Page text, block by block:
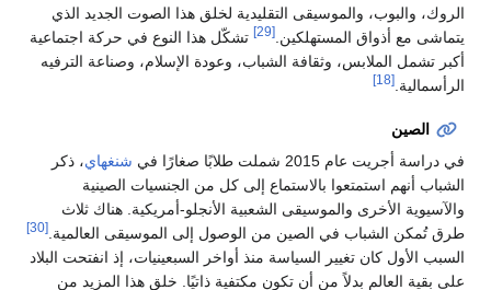
الروك، والبوب، والموسيقى التقليدية لخلق هذا الصوت الجديد الذي
يتماشى مع أذواق المستهلكين.[29]
تشكّل هذا النوع في حركة اجتماعية
أكبر تشمل الملابس، وثقافة الشباب، وعودة الإسلام، وصناعة الترفيه
الرأسمالية.[18]
الصين
في دراسة أجريت عام 2015 شملت طلابًا صغارًا في
شنغهاي، ذكر
الشباب أنهم استمتعوا بالاستماع إلى كل من الجنسيات الصينية
والآسيوية الأخرى والموسيقى الشعبية الأنجلو-أمريكية. هناك ثلاث
طرق تُمكن الشباب في الصين من الوصول إلى الموسيقى العالمية. [30]
السبب الأول كان تغيير السياسة منذ أواخر السبعينيات، إذ انفتحت البلاد
على بقية العالم بدلاً من أن تكون مكتفية ذاتيًا. خلق هذا المزيد من